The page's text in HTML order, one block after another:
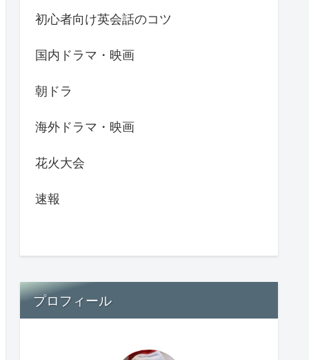
初心者向け英会話のコツ
国内ドラマ・映画
朝ドラ
海外ドラマ・映画
花火大会
速報
プロフィール